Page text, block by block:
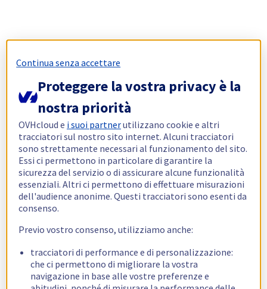
Continua senza accettare
Proteggere la vostra privacy è la
nostra priorità
OVHcloud e i suoi partnerutilizzano cookie e altri
tracciatori sul nostro sito internet. Alcuni tracciatori
sono strettamente necessari al funzionamento del sito.
Essi ci permettono in particolare di garantire la
sicurezza del servizio o di assicurare alcune funzionalità
essenziali. Altri ci permettono di effettuare misurazioni
dell'audience anonime. Questi tracciatori sono esenti da
consenso.
Previo vostro consenso, utilizziamo anche:
tracciatori di performance e di personalizzazione:
che ci permettono di migliorare la vostra
navigazione in base alle vostre preferenze e